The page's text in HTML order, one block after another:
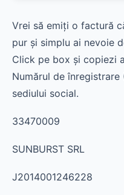
Vrei să emiți o factură
pur și simplu ai nevoie
Click pe box și copiezi
Numărul de înregistrare
sediului social.
33470009
SUNBURST SRL
J2014001246228